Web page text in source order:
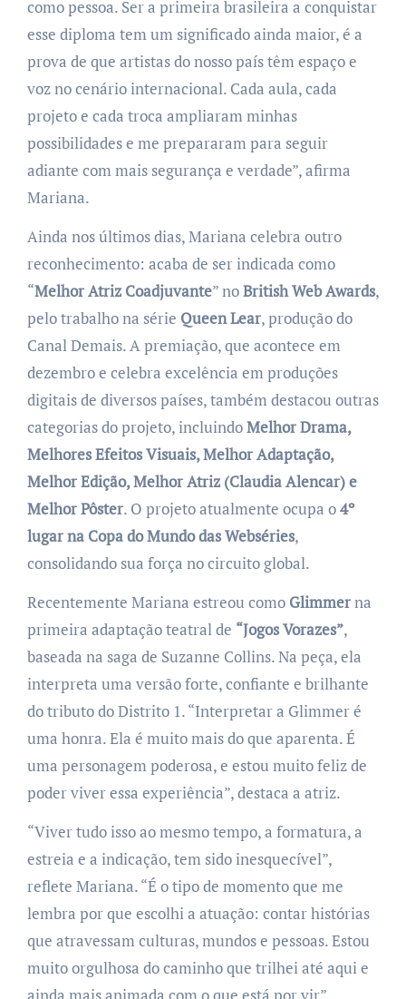
como pessoa. Ser a primeira brasileira a conquistar
esse diploma tem um significado ainda maior, é a
prova de que artistas do nosso país têm espaço e
voz no cenário internacional. Cada aula, cada
projeto e cada troca ampliaram minhas
possibilidades e me prepararam para seguir
adiante com mais segurança e verdade”, afirma
Mariana.
Ainda nos últimos dias, Mariana celebra outro
reconhecimento: acaba de ser indicada como
“Melhor Atriz Coadjuvante” noBritish Web Awards,
pelo trabalho na série Queen Lear, produção do
Canal Demais. A premiação, que acontece em
dezembro e celebra excelência em produções
digitais de diversos países, também destacou outras
categorias do projeto, incluindoMelhor Drama,
Melhores Efeitos Visuais, Melhor Adaptação,
Melhor Edição, Melhor Atriz (Claudia Alencar) e
Melhor Pôster. O projeto atualmente ocupa o4º
lugar na Copa do Mundo das Webséries,
consolidando sua força no circuito global.
Recentemente Mariana estreou como Glimmerna
primeira adaptação teatral de “Jogos Vorazes”,
baseada na saga de Suzanne Collins. Na peça, ela
interpreta uma versão forte, confiante e brilhante
do tributo do Distrito 1. “Interpretar a Glimmer é
uma honra. Ela é muito mais do que aparenta. É
uma personagem poderosa, e estou muito feliz de
poder viver essa experiência”, destaca a atriz.
“Viver tudo isso ao mesmo tempo, a formatura, a
estreia e a indicação, tem sido inesquecível”,
reflete Mariana. “É o tipo de momento que me
lembra por que escolhi a atuação: contar histórias
que atravessam culturas, mundos e pessoas. Estou
muito orgulhosa do caminho que trilhei até aqui e